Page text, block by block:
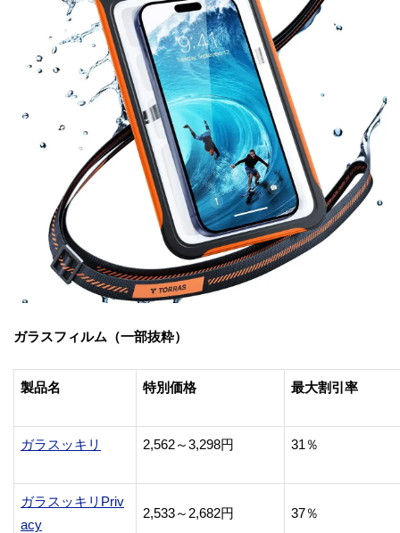
ガラスフィルム（一部抜粋）
製品名 特別価格 最大割引率
ガラスッキリ 2,562～3,298円 31％
ガラスッキリPriv
acy
2,533～2,682円 37％